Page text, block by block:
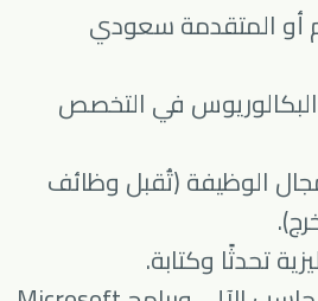
أو المتقدمة سعودي
في التخصص
الوظيفة (تُقبل وظائف
تحدثًا وكتابة.